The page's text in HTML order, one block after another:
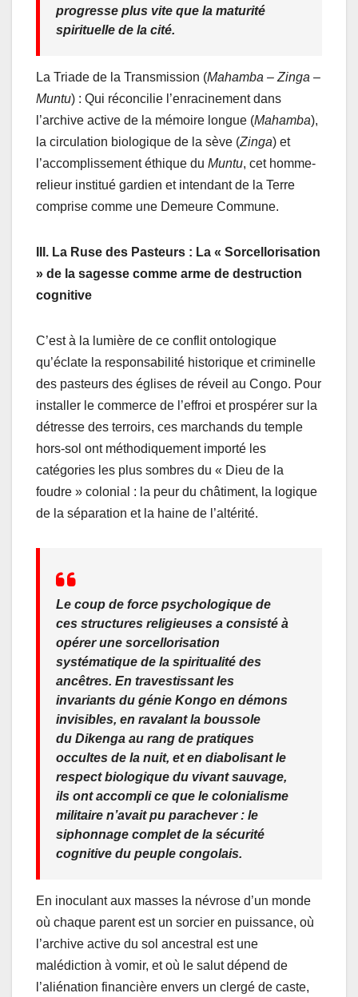
progresse plus vite que la maturité
spirituelle de la cité.
La Triade de la Transmission (Mahamba – Zinga –
Muntu) : Qui réconcilie l’enracinement dans
l’archive active de la mémoire longue (Mahamba),
la circulation biologique de la sève (Zinga) et
l’accomplissement éthique du Muntu, cet homme-
relieur institué gardien et intendant de la Terre
comprise comme une Demeure Commune.
III. La Ruse des Pasteurs : La « Sorcellorisation
» de la sagesse comme arme de destruction
cognitive
C’est à la lumière de ce conflit ontologique
qu’éclate la responsabilité historique et criminelle
des pasteurs des églises de réveil au Congo. Pour
installer le commerce de l’effroi et prospérer sur la
détresse des terroirs, ces marchands du temple
hors-sol ont méthodiquement importé les
catégories les plus sombres du « Dieu de la
foudre » colonial : la peur du châtiment, la logique
de la séparation et la haine de l’altérité.
Le coup de force psychologique de
ces structures religieuses a consisté à
opérer une sorcellorisation
systématique de la spiritualité des
ancêtres. En travestissant les
invariants du génie Kongo en démons
invisibles, en ravalant la boussole
du Dikenga au rang de pratiques
occultes de la nuit, et en diabolisant le
respect biologique du vivant sauvage,
ils ont accompli ce que le colonialisme
militaire n’avait pu parachever : le
siphonnage complet de la sécurité
cognitive du peuple congolais.
En inoculant aux masses la névrose d’un monde
où chaque parent est un sorcier en puissance, où
l’archive active du sol ancestral est une
malédiction à vomir, et où le salut dépend de
l’aliénation financière envers un clergé de caste,